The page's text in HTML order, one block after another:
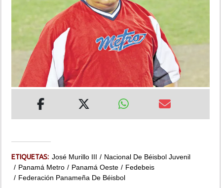
INSÓLITAS
MULTIMEDIA
ETIQUETAS: José Murillo III
Nacional De Béisbol Juvenil
Panamá Metro
Panamá Oeste
Fedebeis
Federación Panameña De Béisbol